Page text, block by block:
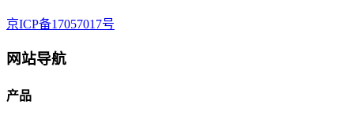
京ICP备17057017号
网站导航
产品